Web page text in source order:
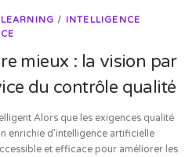
/ INTELLIGENCE
mieux : la vision par
du contrôle qualité
Alors que les exigences qualité
enrichie d’intelligence artificielle
et efficace pour améliorer les